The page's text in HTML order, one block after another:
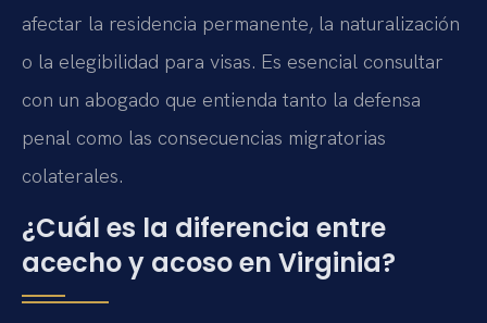
afectar la residencia permanente, la naturalización
o la elegibilidad para visas. Es esencial consultar
con un abogado que entienda tanto la defensa
penal como las consecuencias migratorias
colaterales.
¿Cuál es la diferencia entre
acecho y acoso en Virginia?